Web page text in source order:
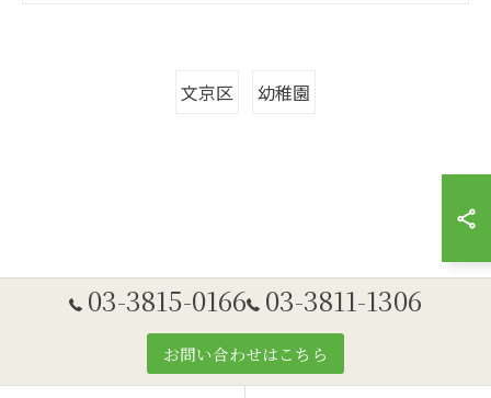
文京区 幼稚園
03-3815-0166 03-3811-1306
お問い合わせはこちら